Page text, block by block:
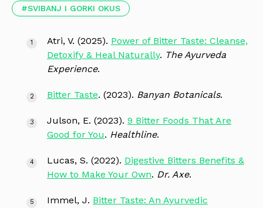
SVIBANJ I GORKI OKUS
Atri, V. (2025). Power of Bitter Taste: Cleanse,
Detoxify & Heal Naturally. The Ayurveda
Experience.
Bitter Taste. (2023). Banyan Botanicals.
Julson, E. (2023). 9 Bitter Foods That Are
Good for You. Healthline.
Lucas, S. (2022). Digestive Bitters Benefits &
How to Make Your Own. Dr. Axe.
Immel, J. Bitter Taste: An Ayurvedic